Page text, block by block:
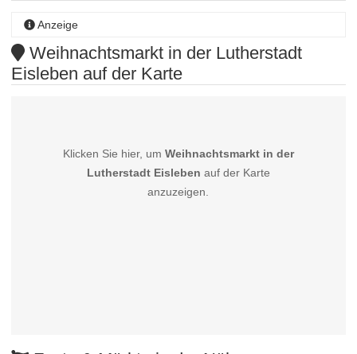
Anzeige
Weihnachtsmarkt in der Lutherstadt
Eisleben auf der Karte
Klicken Sie hier, um Weihnachtsmarkt in der
Lutherstadt Eisleben auf der Karte
anzuzeigen.